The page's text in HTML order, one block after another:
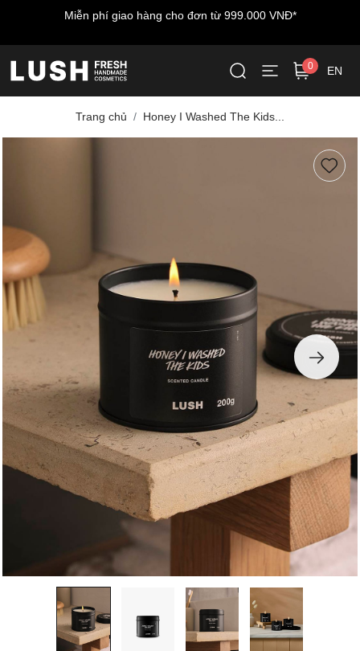
Miễn phí giao hàng cho đơn từ 999.000 VNĐ*
0 EN
Trang chủ Honey I Washed The Kids...